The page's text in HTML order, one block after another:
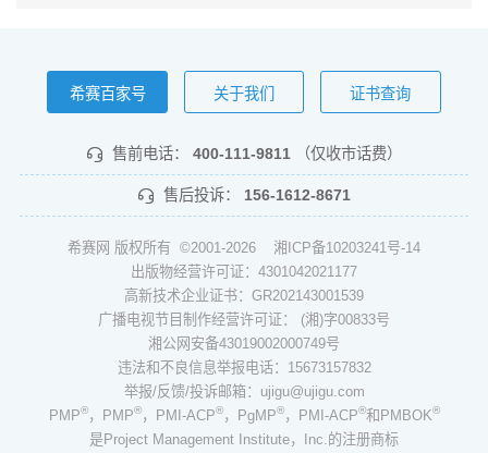
希赛百家号 关于我们 证书查询
售前电话： 400-111-9811 （仅收市话费）
售后投诉： 156-1612-8671
希赛网 版权所有 ©2001-2026 湘ICP备10203241号-14
出版物经营许可证：4301042021177
高新技术企业证书：GR202143001539
广播电视节目制作经营许可证： (湘)字00833号
湘公网安备43019002000749号
违法和不良信息举报电话：15673157832
举报/反馈/投诉邮箱：ujigu@ujigu.com
PMP®，PMP®，PMI-ACP®，PgMP®，PMI-ACP®和PMBOK®
是Project Management Institute，Inc.的注册商标